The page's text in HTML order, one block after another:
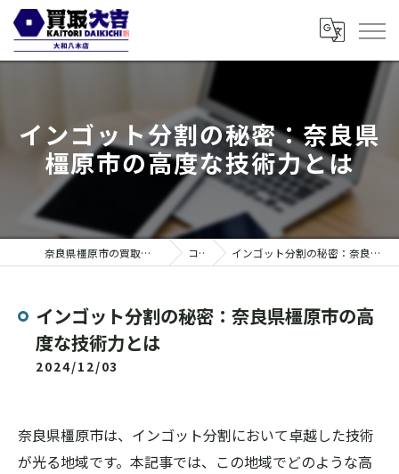
インゴット分割の秘密：奈良県
橿原市の高度な技術力とは
奈良県橿原市の買取なら買取大吉 大和八木店 コラム インゴット分割の秘密：奈良県橿原市の高度な技術力とは
インゴット分割の秘密：奈良県橿原市の高
度な技術力とは
2024/12/03
奈良県橿原市は、インゴット分割において卓越した技術
が光る地域です。本記事では、この地域でどのような高